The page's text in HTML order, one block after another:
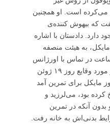
می‌کرده است. او همچنین
که بیهوش کننده‌ی
دارد. دادستان با اشاره
به هیئت منصفه
در تماس با اورژانس
تاخیر داشته است. دادستان در مورد وقایع روز ۱۹ ژوئن
مایکل برای تمرین آمد
کرده بود، می‌لرزید و
آنکه در تمرین
بدنی‌اش به خانه رفت.